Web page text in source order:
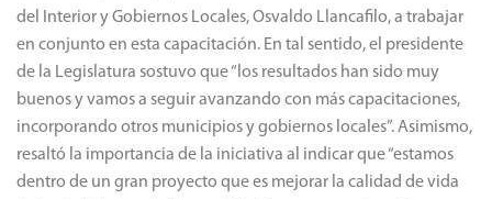
del Interior y Gobiernos Locales, Osvaldo Llancafilo, a trabajar
en conjunto en esta capacitación. En tal sentido, el presidente
de la Legislatura sostuvo que “los resultados han sido muy
buenos y vamos a seguir avanzando con más capacitaciones,
incorporando otros municipios y gobiernos locales”. Asimismo,
resaltó la importancia de la iniciativa al indicar que “estamos
dentro de un gran proyecto que es mejorar la calidad de vida